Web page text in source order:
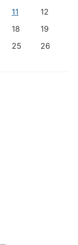
11
12
18
19
25
26